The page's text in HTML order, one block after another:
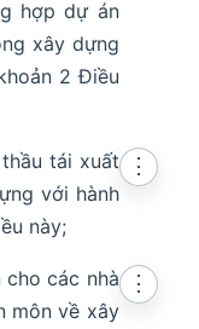
hợp dự án
xây dựng
2 Điều
tái xuất
với hành
này;
⋮
các nhà
môn về xây
⋮